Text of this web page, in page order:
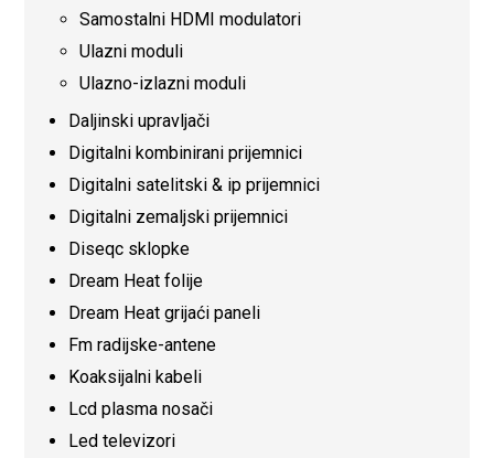
Samostalni HDMI modulatori
Ulazni moduli
Ulazno-izlazni moduli
Daljinski upravljači
Digitalni kombinirani prijemnici
Digitalni satelitski & ip prijemnici
Digitalni zemaljski prijemnici
Diseqc sklopke
Dream Heat folije
Dream Heat grijaći paneli
Fm radijske-antene
Koaksijalni kabeli
Lcd plasma nosači
Led televizori